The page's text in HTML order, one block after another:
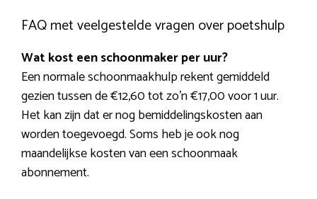
FAQ met veelgestelde vragen over poetshulp
Wat kost een schoonmaker per uur?
Een normale schoonmaakhulp rekent gemiddeld
gezien tussen de €12,60 tot zo’n €17,00 voor 1 uur.
Het kan zijn dat er nog bemiddelingskosten aan
worden toegevoegd. Soms heb je ook nog
maandelijkse kosten van een schoonmaak
abonnement.